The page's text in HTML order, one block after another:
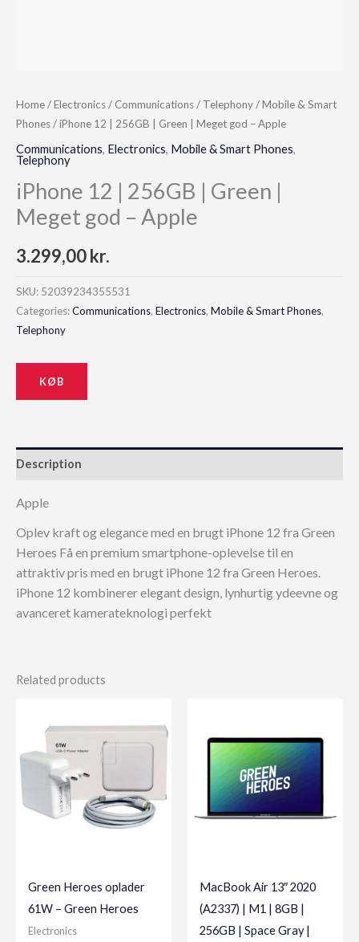
Home/Electronics/ Communications/ Telephony/Mobile & Smart
Phones/ iPhone 12 | 256GB | Green | Meget god – Apple
Communications, Electronics, Mobile & Smart Phones,
Telephony
iPhone 12 | 256GB | Green |
Meget god – Apple
3.299,00kr.
SKU: 52039234355531
Categories:Communications, Electronics, Mobile & Smart Phones,
Telephony
KØB
Description
Apple
Oplev kraft og elegance med en brugt iPhone 12 fra Green
Heroes Få en premium smartphone-oplevelse til en
attraktiv pris med en brugt iPhone 12 fra Green Heroes.
iPhone 12 kombinerer elegant design, lynhurtig ydeevne og
avanceret kamerateknologi perfekt
Related products
Green Heroes oplader
61W – Green Heroes
Electronics
MacBook Air 13″ 2020
(A2337) | M1 | 8GB |
256GB | Space Gray |